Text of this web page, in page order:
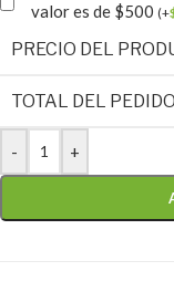
valor es de $500 (+
PRECIO DEL
TOTAL DEL
- +